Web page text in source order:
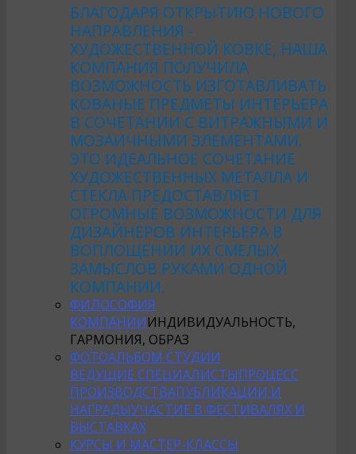
БЛАГОДАРЯ ОТКРЫТИЮ НОВОГО
НАПРАВЛЕНИЯ -
ХУДОЖЕСТВЕННОЙ КОВКЕ, НАША
КОМПАНИЯ ПОЛУЧИЛА
ВОЗМОЖНОСТЬ ИЗГОТАВЛИВАТЬ
КОВАНЫЕ ПРЕДМЕТЫ ИНТЕРЬЕРА
В СОЧЕТАНИИ С ВИТРАЖНЫМИ И
МОЗАИЧНЫМИ ЭЛЕМЕНТАМИ.
ЭТО ИДЕАЛЬНОЕ СОЧЕТАНИЕ
ХУДОЖЕСТВЕННЫХ МЕТАЛЛА И
СТЕКЛА ПРЕДОСТАВЛЯЕТ
ОГРОМНЫЕ ВОЗМОЖНОСТИ ДЛЯ
ДИЗАЙНЕРОВ ИНТЕРЬЕРА В
ВОПЛОЩЕНИИ ИХ СМЕЛЫХ
ЗАМЫСЛОВ РУКАМИ ОДНОЙ
КОМПАНИИ.
ФИЛОСОФИЯ
КОМПАНИИИНДИВИДУАЛЬНОСТЬ,
ГАРМОНИЯ, ОБРАЗ
ФОТОАЛЬБОМ СТУДИИ
ВЕДУЩИЕ СПЕЦИАЛИСТЫПРОЦЕСС
ПРОИЗВОДСТВАПУБЛИКАЦИИ И
НАГРАДЫУЧАСТИЕ В ФЕСТИВАЛЯХ И
ВЫСТАВКАХ
КУРСЫ И МАСТЕР-КЛАССЫ